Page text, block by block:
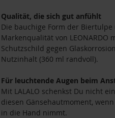
Qualität, die sich gut anfühlt
Die bauchige Form der
Markenqualität von
Schutzschild gegen
Nutzinhalt (360 ml randvoll).
Für leuchtende Augen beim
Mit LALALO schenkst Du nicht
diesen Gänsehautmoment,
in die Hand nimmt.